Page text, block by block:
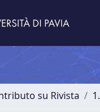
su Rivista